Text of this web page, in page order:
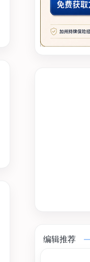
编辑推荐